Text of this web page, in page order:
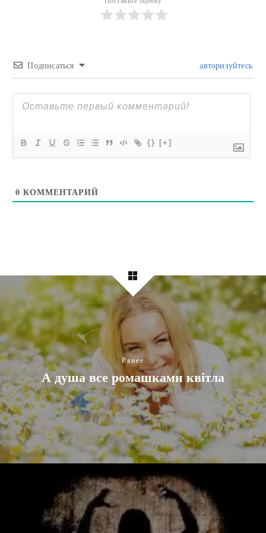
Подписаться авторизуйтесь
{} [+]
0 КОММЕНТАРИЙ
Ранее
А душа все ромашками квітла